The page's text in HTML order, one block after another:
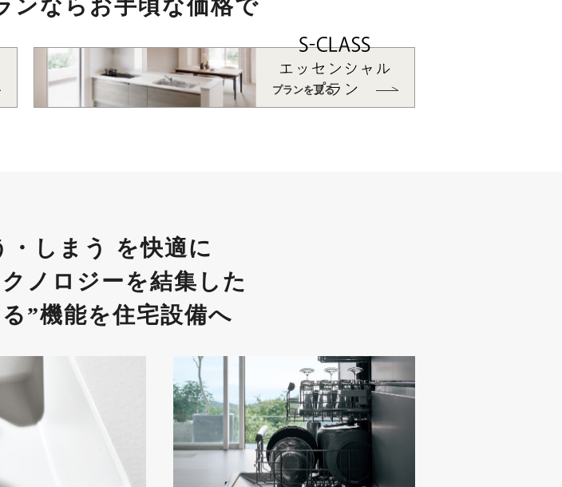
ンなら お手頃な価格で
プランを見る
しまう を快適に
ノロジーを結集した
”機能を住宅設備へ